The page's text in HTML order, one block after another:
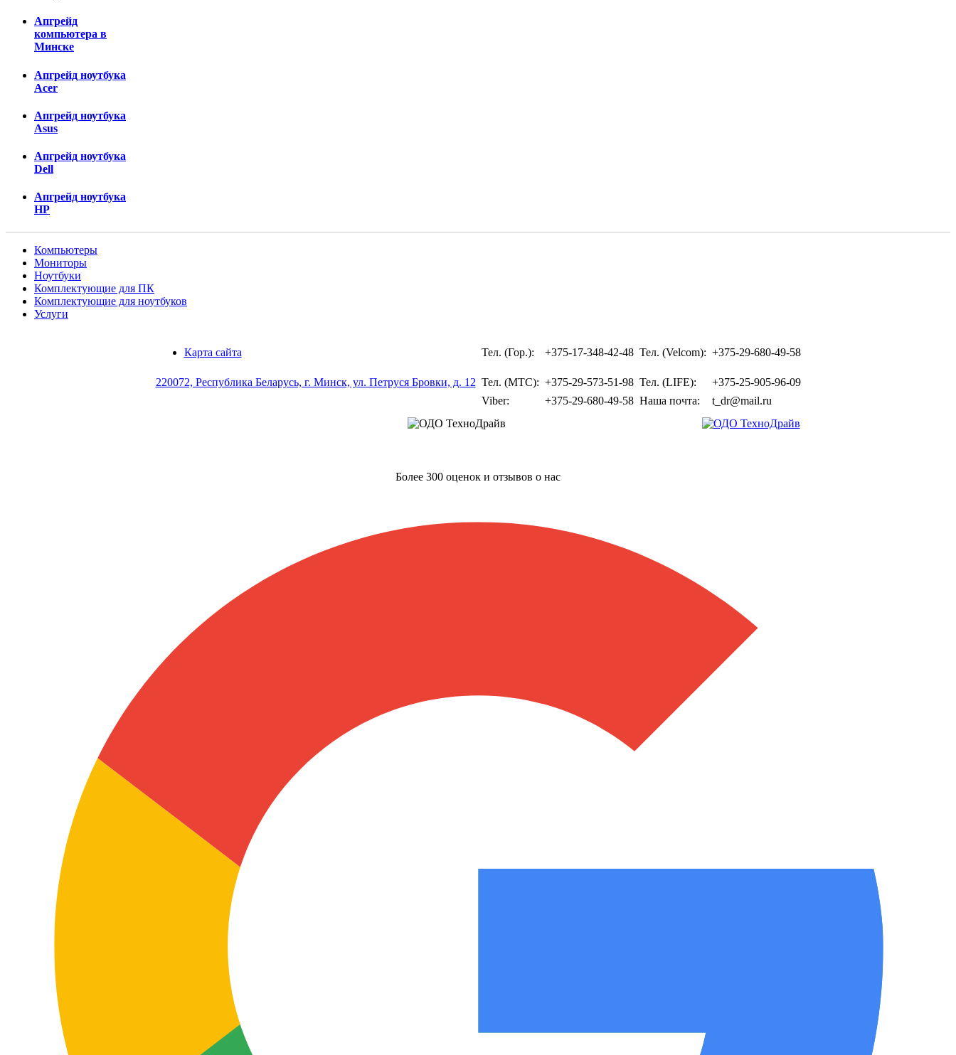
Апгрейд
компьютера в
Минске
Апгрейд ноутбука
Acer
Апгрейд ноутбука
Asus
Апгрейд ноутбука
Dell
Апгрейд ноутбука
HP
Компьютеры
Мониторы
Ноутбуки
Комплектующие для ПК
Комплектующие для ноутбуков
Услуги
Карта сайта Тел. (Гор.): +375-17-348-42-48 Тел. (Velcom): +375-29-680-49-58
220072, Республика Беларусь, г. Минск, ул. Петруся Бровки, д. 12 Тел. (МТС): +375-29-573-51-98 Тел. (LIFE):
+375-25-905-96-09
Viber:
+375-29-680-49-58 Наша почта: t_dr@mail.ru
Более 300 оценок и отзывов о нас